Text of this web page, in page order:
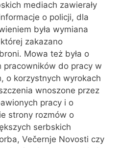
mediach zawierały
o policji, dla
była wymiana
zakazano
Mowa też była o
pracowników do pracy w
o korzystnych wyrokach
wnoszone przez
pracy i o
strony rozmów o
serbskich
Večernje Novosti czy